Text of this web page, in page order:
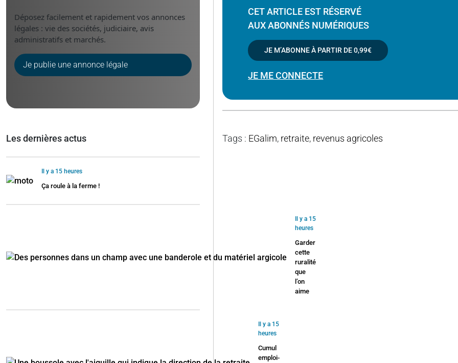
CET ARTICLE EST RÉSERVÉ
AUX ABONNÉS NUMÉRIQUES
JE M’ABONNE À PARTIR DE0,99€
JE ME CONNECTE
Tags : EGalim, retraite, revenus agricoles
Déposez facilement et rapidement vos annonces
légales : vie des sociétés, judiciaire, avis
administratifs et marchés.
Je publie une annonce légale
Les dernières actus
Il y a 15 heures
Ça roule à la ferme !
Il y a 15
heures
Garder
cette
ruralité
que
l’on
aime
Il y a 15
heures
Cumul
emploi-